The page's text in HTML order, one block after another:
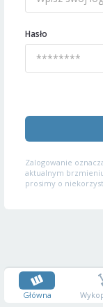
Hasło
Zalogowanie
aktualnym
prosimy o
Główna